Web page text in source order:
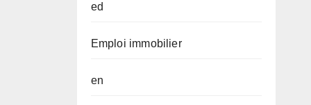
ed
Emploi immobilier
en